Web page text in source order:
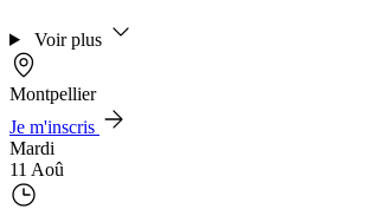
Voir plus
Montpellier
Je m'inscris
Mardi
11 Aoû